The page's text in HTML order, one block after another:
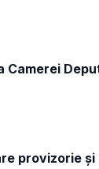
Camerei
provizorie